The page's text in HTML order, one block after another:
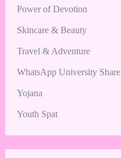
Power of Devotion
Skincare & Beauty
Travel & Adventure
WhatsApp University Share
Yojana
Youth Spat